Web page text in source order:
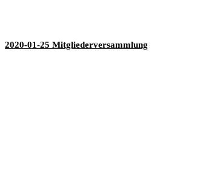
2020-01-25 Mitgliederversammlung